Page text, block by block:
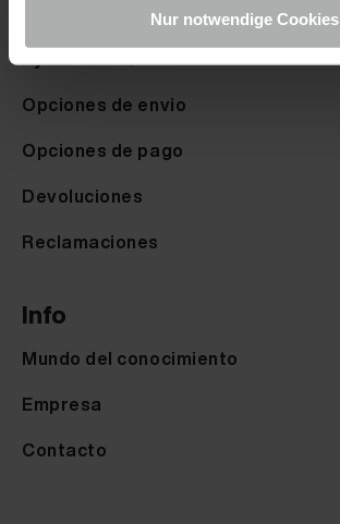
Nur notwendige Cookies
Derecho de desistimiento
Ayuda & FAQ
Opciones de envio
Opciones de pago
Devoluciones
Reclamaciones
Info
Mundo del conocimiento
Empresa
Contacto